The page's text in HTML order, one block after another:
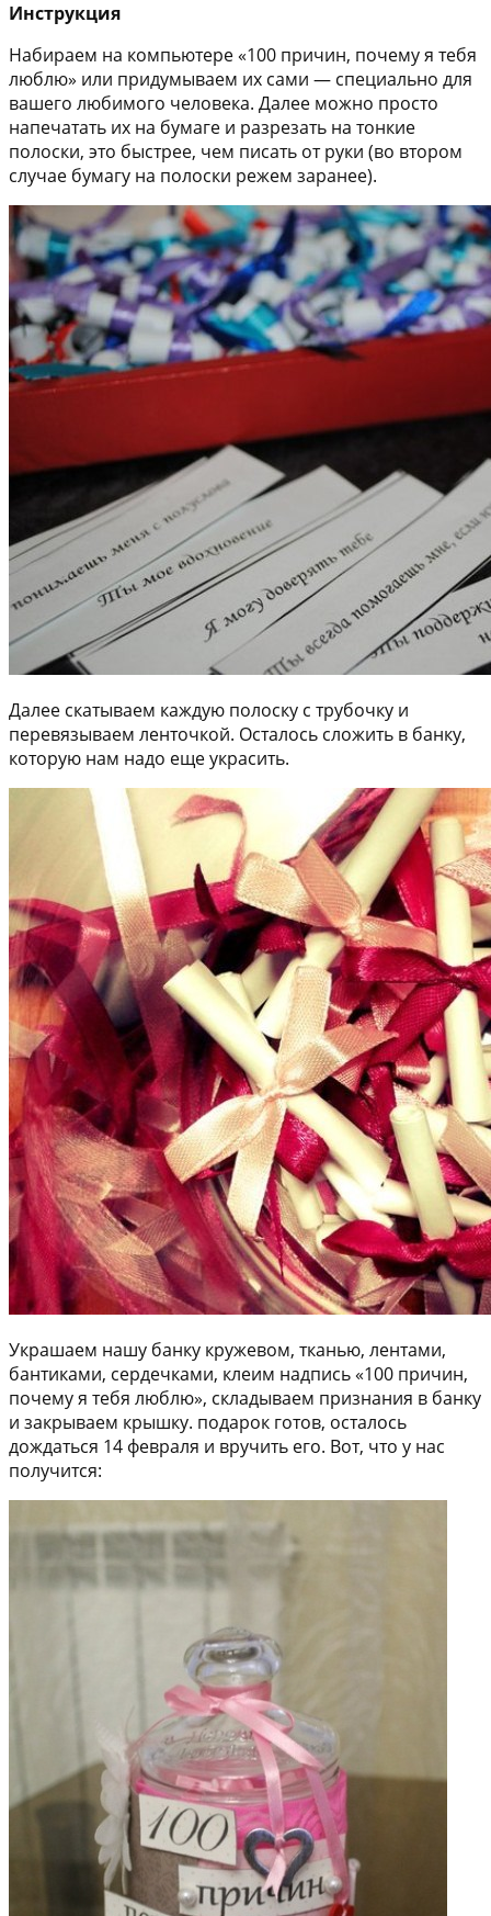
Инструкция
Набираем на компьютере «100 причин, почему я тебя
люблю» или придумываем их сами — специально для
вашего любимого человека. Далее можно просто
напечатать их на бумаге и разрезать на тонкие
полоски, это быстрее, чем писать от руки (во втором
случае бумагу на полоски режем заранее).
Далее скатываем каждую полоску с трубочку и
перевязываем ленточкой. Осталось сложить в банку,
которую нам надо еще украсить.
Украшаем нашу банку кружевом, тканью, лентами,
бантиками, сердечками, клеим надпись «100 причин,
почему я тебя люблю», складываем признания в банку
и закрываем крышку. подарок готов, осталось
дождаться 14 февраля и вручить его. Вот, что у нас
получится: